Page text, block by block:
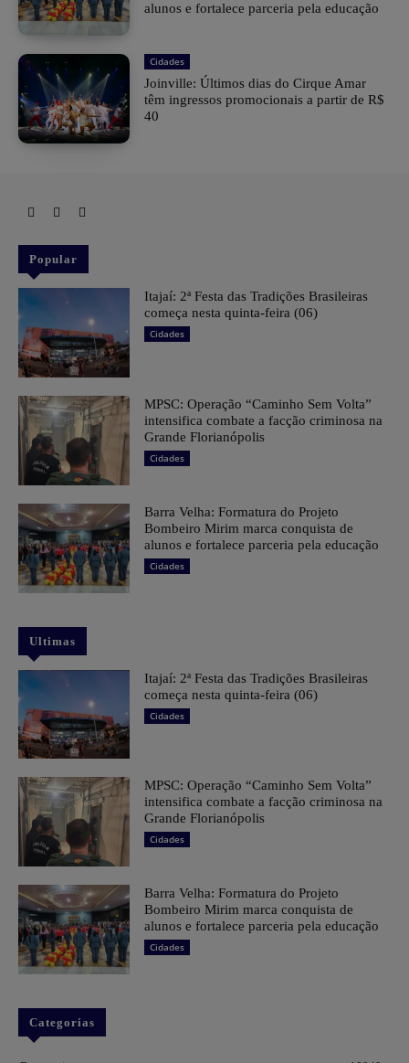
alunos e fortalece parceria pela educação
Cidades
Joinville: Últimos dias do Cirque Amar
têm ingressos promocionais a partir de R$
40
Popular
​Itajaí: 2ª Festa das Tradições Brasileiras
começa nesta quinta-feira (06)
Cidades
MPSC: Operação “Caminho Sem Volta”
intensifica combate a facção criminosa na
Grande Florianópolis
Cidades
Barra Velha: Formatura do Projeto
Bombeiro Mirim marca conquista de
alunos e fortalece parceria pela educação
Cidades
Ultimas
​Itajaí: 2ª Festa das Tradições Brasileiras
começa nesta quinta-feira (06)
Cidades
MPSC: Operação “Caminho Sem Volta”
intensifica combate a facção criminosa na
Grande Florianópolis
Cidades
Barra Velha: Formatura do Projeto
Bombeiro Mirim marca conquista de
alunos e fortalece parceria pela educação
Cidades
Categorias